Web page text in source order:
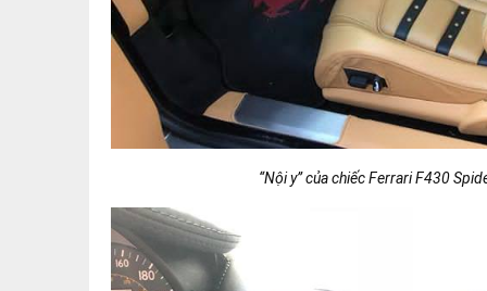
Đối lập với màu đỏ ở bộ áo là phần mui mềm màu đen
qua nút bấm bên trong khoang lái, phần mui